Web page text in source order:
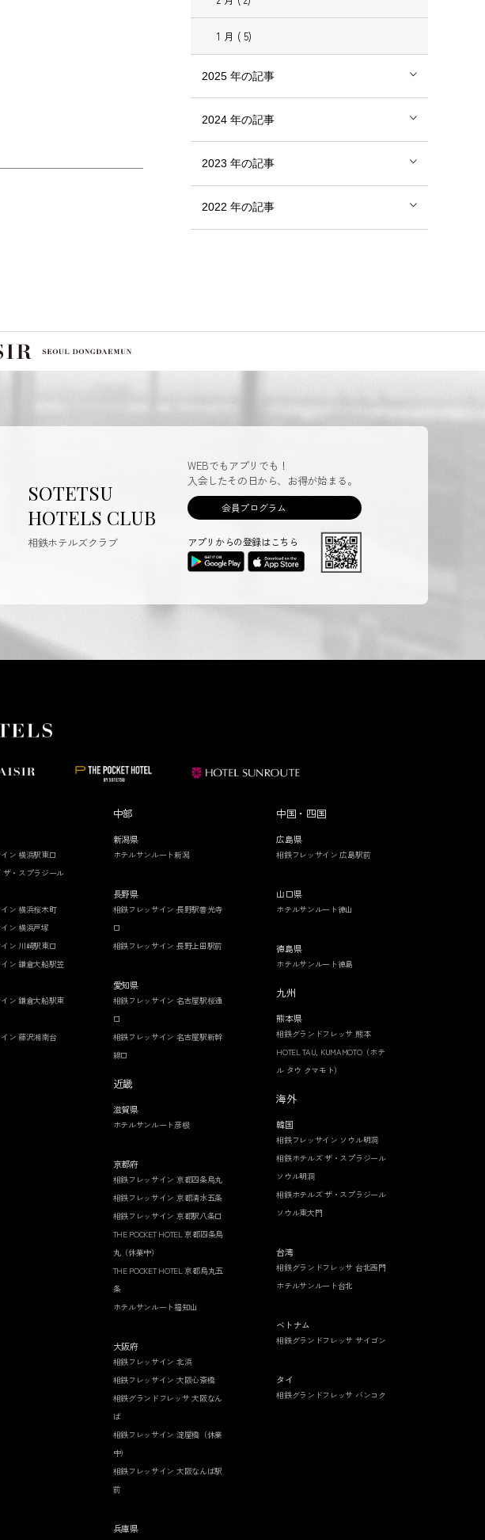
1 月 ( 5)
2025年の記事
2024年の記事
2023年の記事
2022年の記事
SOTETSU
HOTELS CLUB
相鉄ホテルズクラブ
WEBでもアプリでも！
入会したその日から、お得が始まる。
会員プログラム
アプリからの登録はこちら
ン 横浜駅東口
ザ・スプラジール
ン 横浜桜木町
ン 横浜戸塚
ン 川崎駅東口
ン 鎌倉大船駅笠
ン 鎌倉大船駅東
ン 藤沢湘南台
中部
新潟県
ホテルサンルート新潟
長野県
相鉄フレッサイン 長野駅善光寺
口
相鉄フレッサイン 長野上田駅前
愛知県
相鉄フレッサイン 名古屋駅桜通
口
相鉄フレッサイン 名古屋駅新幹
線口
近畿
滋賀県
ホテルサンルート彦根
京都府
相鉄フレッサイン 京都四条烏丸
相鉄フレッサイン 京都清水五条
相鉄フレッサイン 京都駅八条口
THE POCKET HOTEL 京都四条烏
丸（休業中）
THE POCKET HOTEL 京都烏丸五
条
ホテルサンルート福知山
大阪府
相鉄フレッサイン 北浜
相鉄フレッサイン 大阪心斎橋
相鉄グランドフレッサ 大阪なん
ば
相鉄フレッサイン 淀屋橋（休業
中）
相鉄フレッサイン 大阪なんば駅
前
兵庫県
中国・四国
広島県
相鉄フレッサイン 広島駅前
山口県
ホテルサンルート徳山
徳島県
ホテルサンルート徳島
九州
熊本県
相鉄グランドフレッサ 熊本
HOTEL TAU, KUMAMOTO（ホテ
ル タウ クマモト）
海外
韓国
相鉄フレッサイン ソウル明洞
相鉄ホテルズ ザ・スプラジール
ソウル明洞
相鉄ホテルズ ザ・スプラジール
ソウル東大門
台湾
相鉄グランドフレッサ 台北西門
ホテルサンルート台北
ベトナム
相鉄グランドフレッサ サイゴン
タイ
相鉄グランドフレッサ バンコク